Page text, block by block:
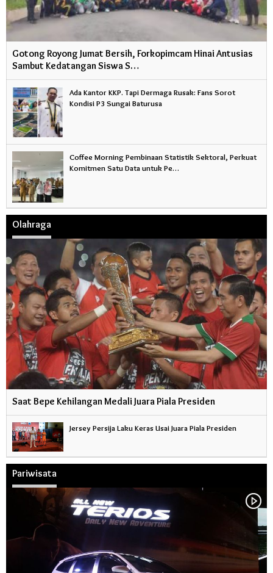
Gotong Royong Jumat Bersih, Forkopimcam Hinai Antusias
Sambut Kedatangan Siswa S…
Ada Kantor KKP. Tapi Dermaga Rusak: Fans Sorot
Kondisi P3 Sungai Baturusa
Coffee Morning Pembinaan Statistik Sektoral, Perkuat
Komitmen Satu Data untuk Pe…
Olahraga
Saat Bepe Kehilangan Medali Juara Piala Presiden
Jersey Persija Laku Keras Usai Juara Piala Presiden
Pariwisata